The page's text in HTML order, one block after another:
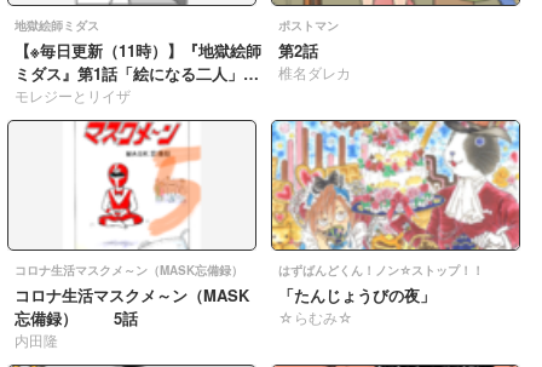
地獄絵師ミダス
【※毎日更新（11時）】『地獄絵師
ミダス』第1話「絵になる二人」
055-056
モレジーとリイザ
ポストマン
第2話
椎名ダレカ
コロナ生活マスクメ～ン（MASK忘備録）
コロナ生活マスクメ～ン（MASK
忘備録） 5話
内田隆
はずばんどくん！ノン☆ストップ！！
「たんじょうびの夜」
☆らむみ☆